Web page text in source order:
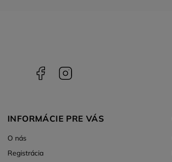
Facebook
INFORMÁCIE PRE VÁS
O nás
Registrácia